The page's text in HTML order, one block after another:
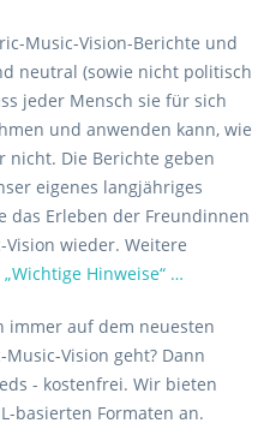
Music-Vision-Berichte und
neutral (sowie nicht politisch
jeder Mensch sie für sich
und anwenden kann, wie
Die Berichte geben
eigenes langjähriges
das Erleben der Freundinnen
wieder. Weitere
„Wichtige Hinweise“ …
immer auf dem neuesten
Vision geht? Dann
- kostenfrei. Wir bieten
basierten Formaten an.